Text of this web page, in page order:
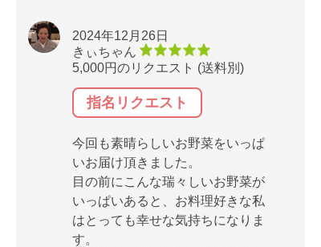
2024年12月26日
きぃちゃん
5,000円のリクエスト (送料別)
指名リクエスト
今回も素晴らしいお野菜をいっぱ
いお届け頂きました。
目の前にこんな瑞々しいお野菜が
いっぱいあると、お料理好きな私
はとっても幸せな気持ちになりま
す。